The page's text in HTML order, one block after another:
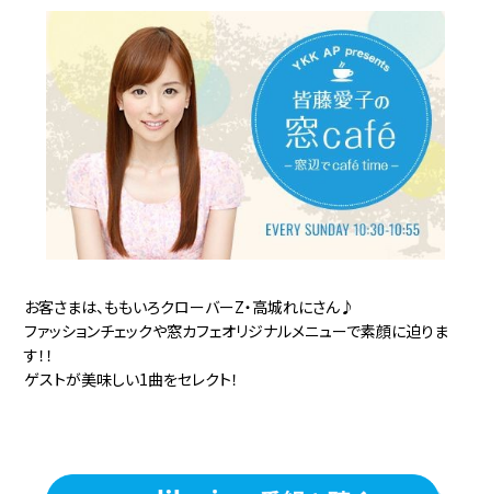
お客さまは、ももいろクローバーZ・高城れにさん♪
ファッションチェックや窓カフェオリジナルメニューで素顔に迫りま
す！！
ゲストが美味しい1曲をセレクト！